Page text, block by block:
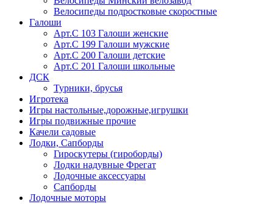
Велосипеды подростковые скоростные
Галоши
Арт.С 103 Галоши женские
Арт.С 199 Галоши мужские
Арт.С 200 Галоши детские
Арт.С 201 Галоши школьные
ДСК
Турники, брусья
Игротека
Игры настольные,дорожные,игрушки
Игры подвижные прочие
Качели садовые
Лодки, Сапборды
Гироскутеры (гироборды)
Лодки надувные Фрегат
Лодочные аксессуары
Сапборды
Лодочные моторы